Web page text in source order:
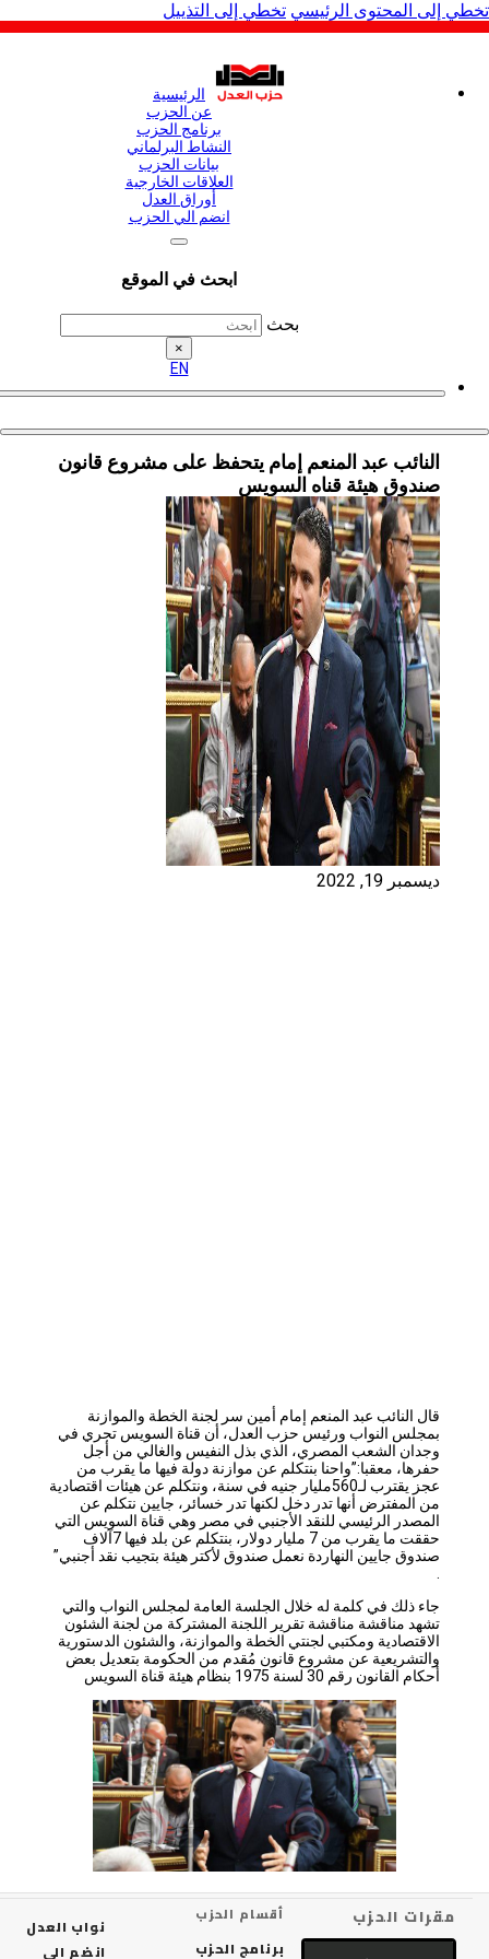
المحتوى الرئيسي تخطي إلى التذييل
الرئيسية
عن الحزب
برنامج الحزب
النشاط البرلماني
بيانات الحزب
العلاقات الخارجية
أوراق العدل
انضم الي الحزب
ابحث في الموقع
النائب عبد المنعم إمام يتحفظ على مشروع قانون
صندوق هيئة قناه السويس
ديسمبر 19, 2022
قال النائب عبد المنعم إمام أمين سر لجنة الخطة والموازنة
بمجلس النواب ورئيس حزب العدل، أن قناة السويس تجري في
وجدان الشعب المصري، الذي بذل النفيس والغالي من أجل
حفرها، معقبا:”واحنا بنتكلم عن موازنة دولة فيها ما يقرب من
عجز يقترب لـ560مليار جنيه في سنة، ونتكلم عن هيئات اقتصادية
من المفترض أنها تدر دخل لكنها تدر خسائر، جايين نتكلم عن
المصدر الرئيسي للنقد الأجنبي في مصر وهي قناة السويس التي
حققت ما يقرب من 7 مليار دولار، بنتكلم عن بلد فيها 7آلاف
صندوق جايين النهاردة نعمل صندوق لأكتر هيئة بتجيب نقد أجنبي”
جاء ذلك في كلمة له خلال الجلسة العامة لمجلس النواب والتي
تشهد مناقشة مناقشة تقرير اللجنة المشتركة من لجنة الشئون
الاقتصادية ومكتبي لجنتي الخطة والموازنة، والشئون الدستورية
والتشريعية عن مشروع قانون مُقدم من الحكومة بتعديل بعض
أحكام القانون رقم 30 لسنة 1975 بنظام هيئة قناة السويس
الحزب أقسام الحزب
برنامج الحزب
نواب العدل
انضم الي